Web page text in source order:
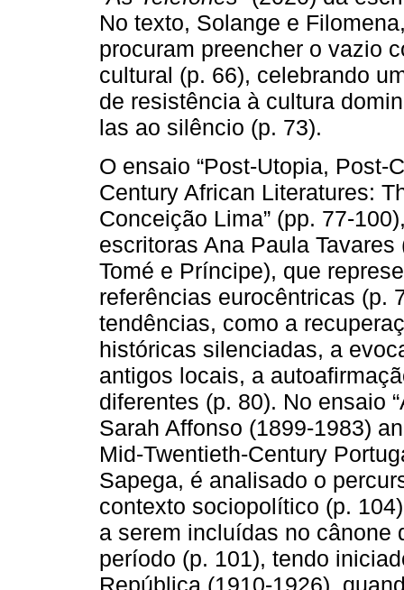
No texto, Solange e
procuram preencher o vazio
cultural (p. 66), celebrando
de resistência à cultura
las ao silêncio (p. 73).
O ensaio “Post-Utopia, Post-
Century African Literatures:
Conceição Lima” (pp. 77-
escritoras Ana Paula
Tomé e Príncipe), que
referências eurocêntricas (p.
tendências, como a
históricas silenciadas, a
antigos locais, a
diferentes (p. 80). No ensaio
Sarah Affonso (1899-1983)
Mid-Twentieth-Century
Sapega, é analisado o
contexto sociopolítico (p.
a serem incluídas no cânone
período (p. 101), tendo
República (1910-1926),